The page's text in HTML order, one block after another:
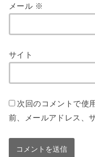
メール ※
サイト
次回のコメントで使
前、メールアドレス、